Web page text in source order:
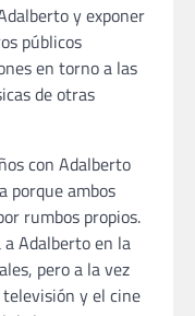
y exponer
públicos
en torno a las
de otras
con Adalberto
porque ambos
rumbos propios.
a Adalberto en la
pero a la vez
y el cine